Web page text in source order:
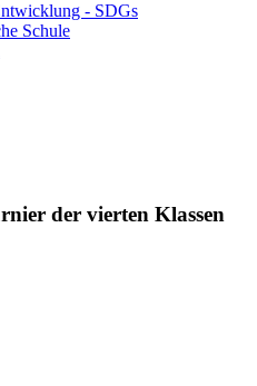
- SDGs
Schule
der vierten Klassen